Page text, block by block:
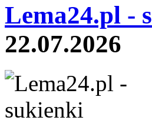
Lema24.pl -
22.07.2026